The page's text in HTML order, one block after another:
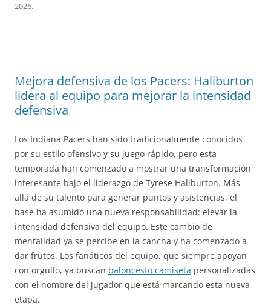
2026.
Mejora defensiva de los Pacers: Haliburton
lidera al equipo para mejorar la intensidad
defensiva
Los Indiana Pacers han sido tradicionalmente conocidos
por su estilo ofensivo y su juego rápido, pero esta
temporada han comenzado a mostrar una transformación
interesante bajo el liderazgo de Tyrese Haliburton. Más
allá de su talento para generar puntos y asistencias, el
base ha asumido una nueva responsabilidad: elevar la
intensidad defensiva del equipo. Este cambio de
mentalidad ya se percibe en la cancha y ha comenzado a
dar frutos. Los fanáticos del equipo, que siempre apoyan
con orgullo, ya buscan baloncesto camiseta personalizadas
con el nombre del jugador que está marcando esta nueva
etapa.